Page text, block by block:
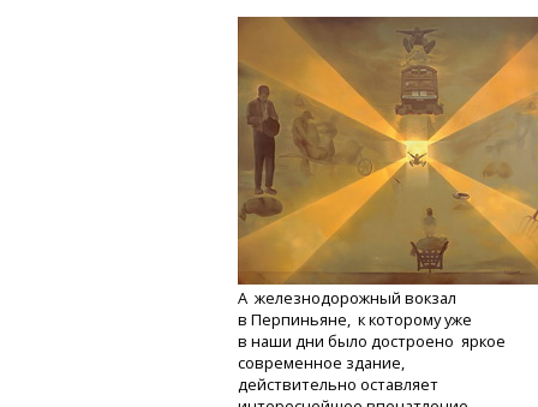
А железнодорожный вокзал
в Перпиньяне, к которому уже
в наши дни было достроено яркое
современное здание,
действительно оставляет